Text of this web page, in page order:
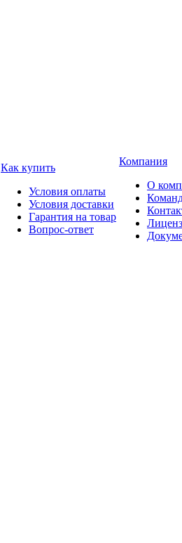
Как купить
Условия оплаты
Условия доставки
Гарантия на товар
Вопрос-ответ
Компания
О